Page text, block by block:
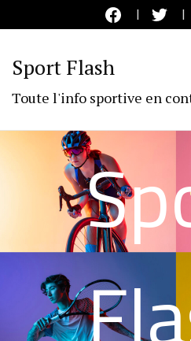
Sport Flash
Toute l'info sportive en